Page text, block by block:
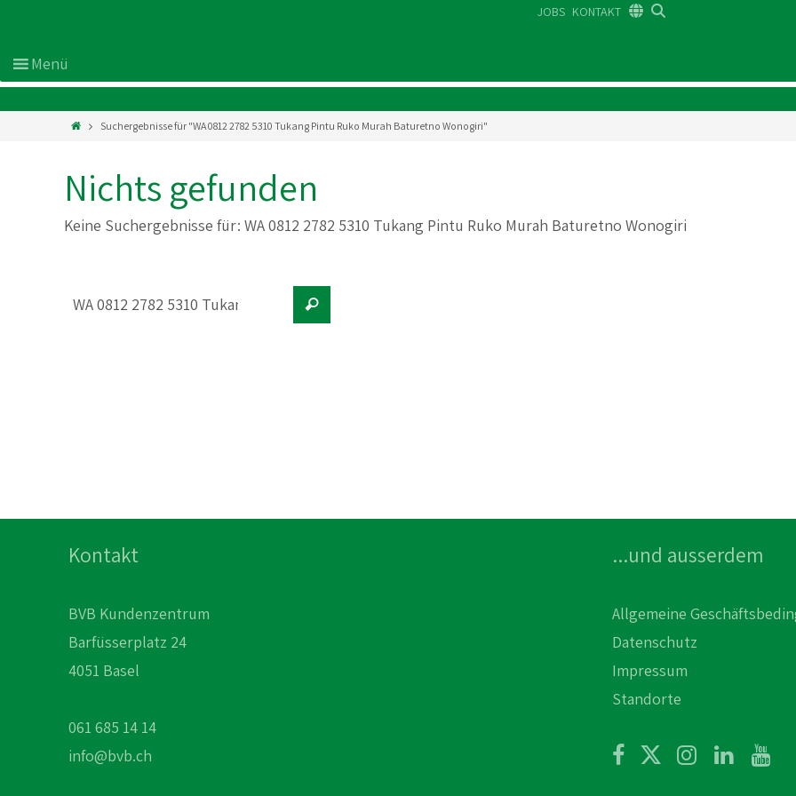
JOBS KONTAKT
Suchergebnisse für "WA 0812 2782 5310 Tukang Pintu Ruko Murah Baturetno Wonogiri"
Nichts gefunden
Keine Suchergebnisse für: WA 0812 2782 5310 Tukang Pintu Ruko Murah Baturetno Wonogiri
Kontakt
BVB Kundenzentrum
Barfüsserplatz 24
4051 Basel
061 685 14 14
info@bvb.ch
...und ausserdem
Allgemeine
Datenschutz
Impressum
Standorte